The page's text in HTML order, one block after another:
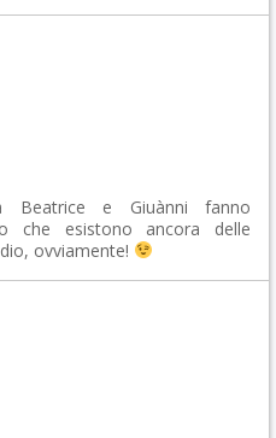
e Giuànni fanno
che esistono ancora delle
ovviamente!